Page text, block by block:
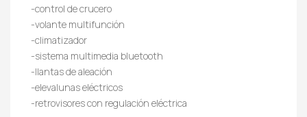
-control de crucero
-volante multifunción
-climatizador
-sistema multimedia bluetooth
-llantas de aleación
-elevalunas eléctricos
-retrovisores con regulación eléctrica